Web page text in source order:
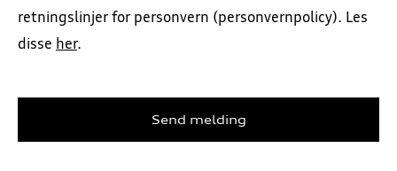
retningslinjer for personvern (personvernpolicy). Les
disse her.
Send melding